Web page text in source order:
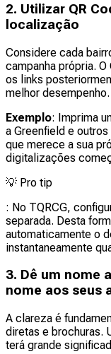
2. Utilizar QR
localização
Considere cada
campanha própria.
os links
melhor desempenho.
Exemplo: Imprima
a Greenfield e
que merece a sua
digitalizações
💡 Pro tip
: No TQRCG,
separada. Desta
automaticamente o
instantaneamente
3. Dê um nome
nome aos seus
A clareza é
diretas e brochuras.
terá grande